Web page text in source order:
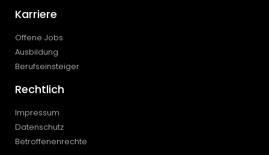
Karriere
Offene Jobs
Ausbildung
Berufseinsteiger
Rechtlich
Impressum
Datenschutz
Betroffenenrechte